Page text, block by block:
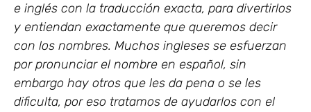
e inglés con la traducción exacta, para divertirlos
y entiendan exactamente que queremos decir
con los nombres. Muchos ingleses se esfuerzan
por pronunciar el nombre en español, sin
embargo hay otros que les da pena o se les
dificulta, por eso tratamos de ayudarlos con el